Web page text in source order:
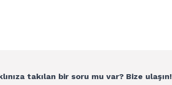
takılan bir soru mu var? Bize ulaşın!